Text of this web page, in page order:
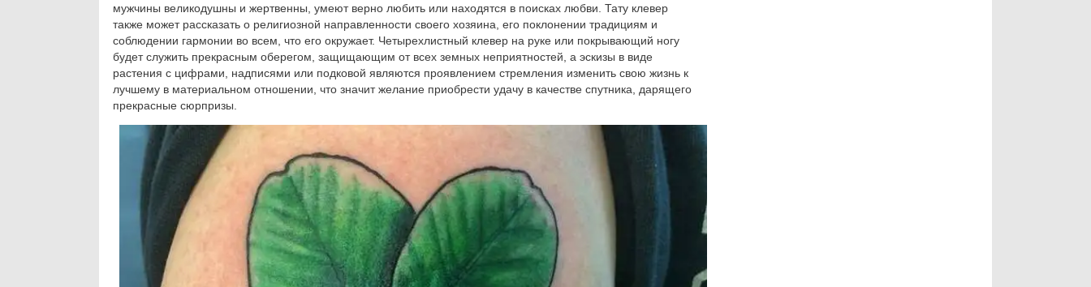
мужчины великодушны и жертвенны, умеют верно любить или находятся в поисках любви. Тату клевер
также может рассказать о религиозной направленности своего хозяина, его поклонении традициям и
соблюдении гармонии во всем, что его окружает. Четырехлистный клевер на руке или покрывающий ногу
будет служить прекрасным оберегом, защищающим от всех земных неприятностей, а эскизы в виде
растения с цифрами, надписями или подковой являются проявлением стремления изменить свою жизнь к
лучшему в материальном отношении, что значит желание приобрести удачу в качестве спутника, дарящего
прекрасные сюрпризы.